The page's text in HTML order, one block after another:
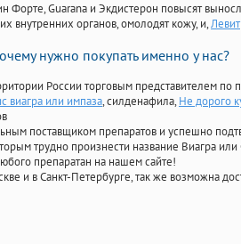
Форте, Guarana и Экдистерон повысят
внутренних органов, омолодят кожу, и,
нужно покупать именно у нас?
России торговым представителем по
виагра или импаза, силденафила, Не дорого
поставщиком препаратов и успешно
трудно произнести название Виагра или
препаратан на нашем сайте!
и в Санкт-Петербурге, так же возможна